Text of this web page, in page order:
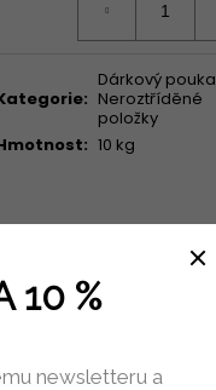
:
Dárkový
Neroztříděné
položky
: 10 kg
Můžete tento dárkový
čím udělat radost,
Obdarovaný
SUNY
10 %
newsletteru a